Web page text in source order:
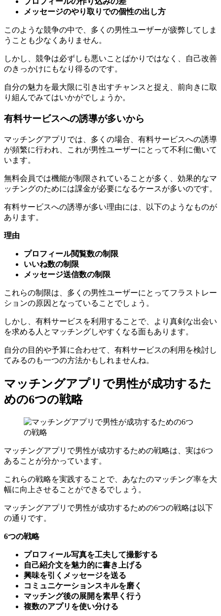
メッセージのやり取りでの個性の出し方
このような競争の中で、多くの男性ユーザーが疲弊してしま
うことも少なくありません。
しかし、競争は必ずしも悪いことばかりではなく、自己改善
のきっかけにもなり得るのです。
自分の魅力を最大限に引き出すチャンスと捉え、前向きに取
り組んでみてはいかがでしょうか。
有料サービスへの誘導が多いから
マッチングアプリでは、多くの場合、有料サービスへの誘導
が頻繁に行われ、これが男性ユーザーにとって不利に働いて
います。
無料会員では機能が制限されていることが多く、効果的なマ
ッチングのためには課金が必要になるケースが多いのです。
有料サービスへの誘導が多い理由には、以下のようなものが
あります。
理由
プロフィール閲覧数の制限
いいね数の制限
メッセージ送信数の制限
これらの制限は、多くの男性ユーザーにとってフラストレー
ションの原因となっていることでしょう。
しかし、有料サービスを利用することで、より真剣な出会い
を求める人とマッチングしやすくなる面もあります。
自分の目的や予算に合わせて、有料サービスの利用を検討し
てみるのも一つの方法かもしれませんね。
マッチングアプリで男性が成功するた
めの6つの戦略
マッチングアプリで男性が成功するための戦略は、実は6つ
あることが分かっています。
これらの戦略を実践することで、あなたのマッチング率を大
幅に向上させることができるでしょう。
マッチングアプリで男性が成功するための6つの戦略は以下
の通りです。
6つの戦略
プロフィール写真を工夫して撮影する
自己紹介文を魅力的に書き上げる
興味を引くメッセージを送る
コミュニケーションスキルを磨く
マッチング後の展開を素早く行う
複数のアプリを使い分ける